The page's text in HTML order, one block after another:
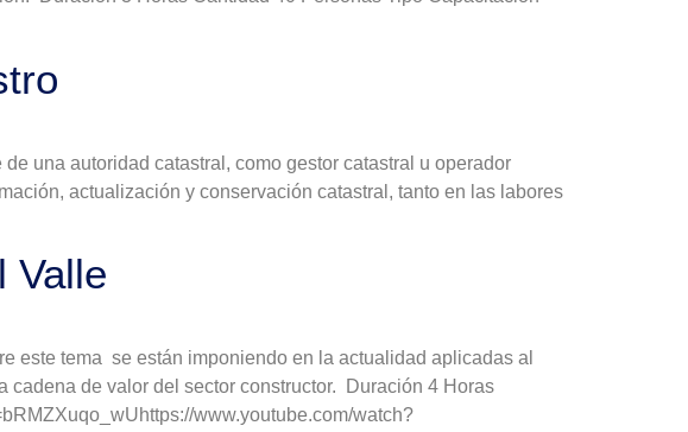
una autoridad catastral, como gestor catastral u operador
actualización y conservación catastral, tanto en las labores
Valle
este tema se están imponiendo en la actualidad aplicadas al
cadena de valor del sector constructor. Duración 4 Horas
www.youtube.com/watch?